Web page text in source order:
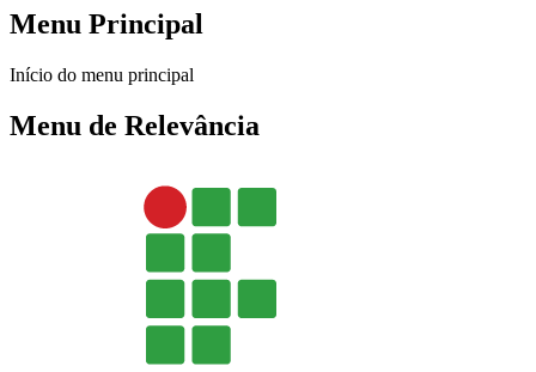
Menu Principal
Início do menu principal
Menu de Relevância